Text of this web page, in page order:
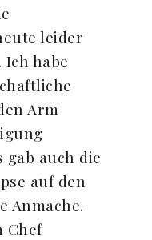
leider
habe
Arm
gab auch die
auf den
Anmache.
Chef